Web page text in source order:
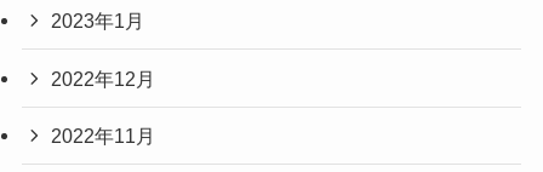
2023年1月
2022年12月
2022年11月